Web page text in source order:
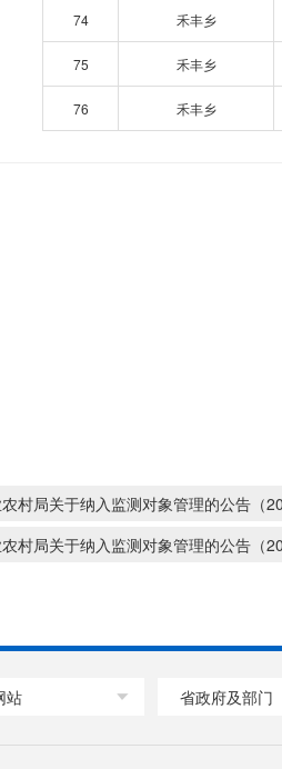
74 禾丰乡
75 禾丰乡
76 禾丰乡
村局关于纳入监测对象管理的公告（
村局关于纳入监测对象管理的公告（
站 省政府及部门